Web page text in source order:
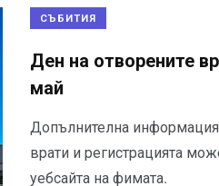
СЪБИТИЯ
Ден на отворените
май
Допълнителна
врати и регистрацията
уебсайта на фимата.